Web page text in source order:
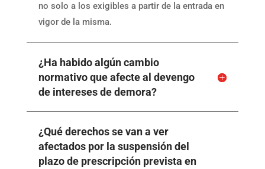
no solo a los exigibles a partir de la entrada en
vigor de la misma.
¿Ha habido algún cambio
normativo que afecte al devengo
de intereses de demora?
¿Qué derechos se van a ver
afectados por la suspensión del
plazo de prescripción prevista en